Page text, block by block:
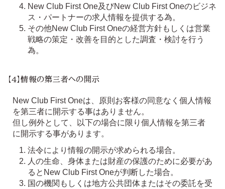
New Club First One及びNew Club First Oneのビジネ
ス・パートナーの求人情報を提供する為。
その他New Club First Oneの経営方針もしくは営業
戦略の策定・改善を目的とした調査・検討を行う
為。
【4】情報の第三者への開示
New Club First Oneは、原則お客様の同意なく個人情報
を第三者に開示する事はありません。
但し例外として、以下の場合に限り個人情報を第三者
に開示する事があります。
法令により情報の開示が求められる場合。
人の生命、身体または財産の保護のために必要があ
るとNew Club First Oneが判断した場合。
国の機関もしくは地方公共団体またはその委託を受